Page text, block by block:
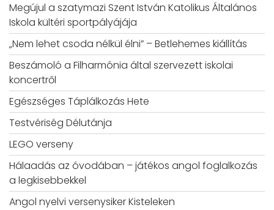
Megújul a szatymazi Szent István Katolikus Általános
Iskola kültéri sportpályájája
„Nem lehet csoda nélkül élni” – Betlehemes kiállítás
Beszámoló a Filharmónia által szervezett iskolai
koncertről
Egészséges Táplálkozás Hete
Testvériség Délutánja
LEGO verseny
Hálaadás az óvodában – játékos angol foglalkozás
a legkisebbekkel
Angol nyelvi versenysiker Kisteleken